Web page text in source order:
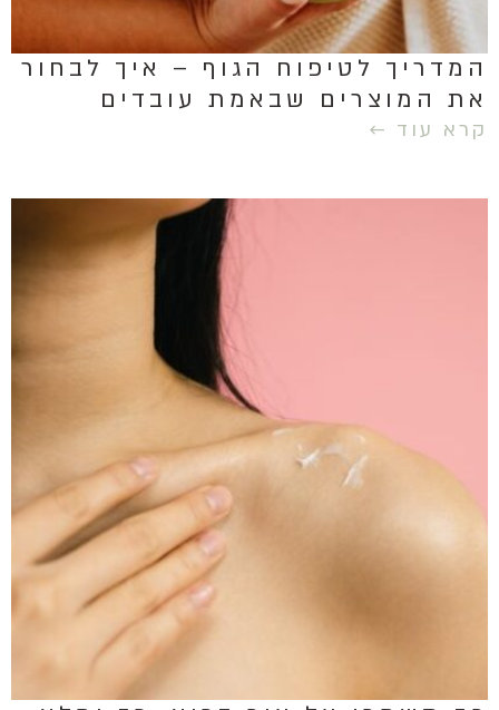
המדריך לטיפוח הגוף – איך לבחור
את המוצרים שבאמת עובדים
קרא עוד ←